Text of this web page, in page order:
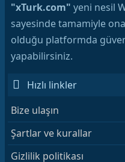
"xTurk.com" yeni nesil
sayesinde tamamiyle
olduğu platformda
yapabilirsiniz.
Hızlı linkler
Bize ulaşın
Şartlar ve kurallar
Gizlilik politikası